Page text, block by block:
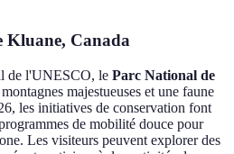
Kluane, Canada
de l'UNESCO, le Parc National de
majestueuses et une faune
les initiatives de conservation font
de mobilité douce pour
Les visiteurs peuvent explorer des